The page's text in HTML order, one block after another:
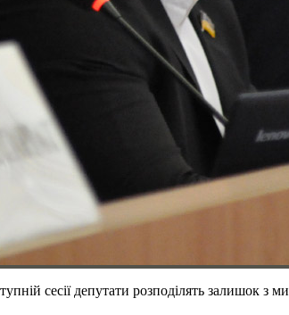
сесії депутати розподілять залишок з